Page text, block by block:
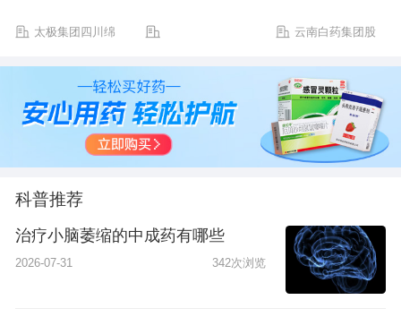
太极集团四川绵
云南白药集团股
科普推荐
治疗小脑萎缩的中成药有哪些
2026-07-31 342次浏览